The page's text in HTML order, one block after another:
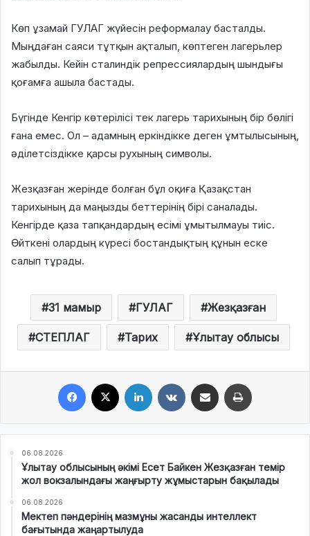
Көп ұзамай ГУЛАГ жүйесін реформалау басталды.
Мыңдаған саяси тұтқын ақталып, көптеген лагерьлер
жабылды. Кейін сталиндік репрессиялардың шындығы
қоғамға ашыла бастады.
Бүгінде Кенгір көтерілісі тек лагерь тарихының бір бөлігі
ғана емес. Ол – адамның еркіндікке деген ұмтылысының,
әділетсіздікке қарсы рухының символы.
Жезқазған жерінде болған бұл оқиға Қазақстан
тарихының да маңызды беттерінің бірі саналады.
Кенгірде қаза тапқандардың есімі ұмытылмауы тиіс.
Өйткені олардың күресі бостандықтың құнын еске
салып тұрады.
31 мамыр ГУЛАГ Жезқазған
СТЕПЛАГ Тарих Ұлытау облысы
06.08.2026
Ұлытау облысының әкімі Есет Байкен Жезқазған темір
жол вокзалындағы жаңғырту жұмыстарын бақылады
06.08.2026
Мектеп пәндерінің мазмұны жасанды интеллект
бағытында жаңартылуда